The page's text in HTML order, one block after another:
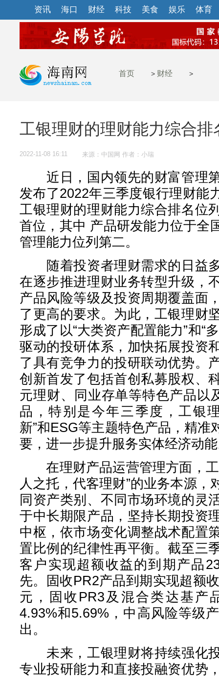
资讯 海口 财经 科技 美食 娱乐 体育
首页 > 财经 >
工银理财的理财能力综合排
2022-11-08 16:11 来源：中国网 作者：小瑞
近日，国内领先的财富管理
发布了2022年三季度银行理财能
工银理财的理财能力综合排名位
首位，其中 产品研发能力位于全
管理能力位列第二。
随着投资者理财需求的日益
在逐步推进理财业务转型升级，
产品风险等级及投资周期覆盖面
了更高的要求。为此，工银理财
形成了以“大类资产配置能力”和“
驱动的投研体系，加快拓展投资
了具有竞争力的投研联动优势。
创新首发了包括首创私募股权、
元理财、同业存单等特色产品以
品，特别是今年三季度，工银
新”和ESG等主题特色产品，精准
要，进一步提升服务实体经济动
在理财产品运营管理方面，工
人之托，代客理财”的业务本源，
同资产类别、不同市场环境的灵
于中长期限产品，坚持长期投资
中枢，依市场变化调整战术配置
置比例的纪律性再平衡。截至三
客户实现超额收益的到期产品
先。固收PR2产品到期实现超额
元，固收PR3及混合类达基产
4.93%和5.69%，中高风险等级
出。
未来，工银理财将持续强化
专业投研能力和直接投融资优势